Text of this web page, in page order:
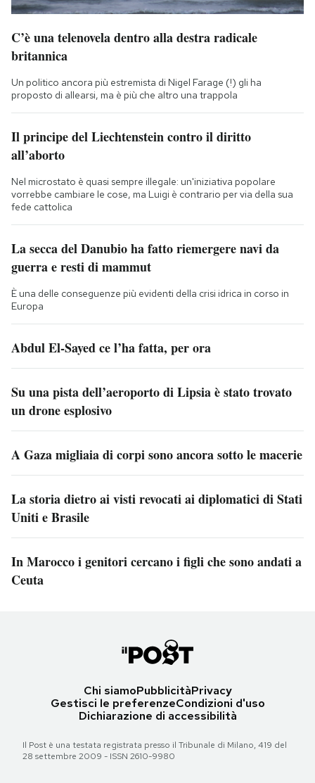
C’è una telenovela dentro alla destra radicale
britannica
Un politico ancora più estremista di Nigel Farage (!) gli ha
proposto di allearsi, ma è più che altro una trappola
Il principe del Liechtenstein contro il diritto
all’aborto
Nel microstato è quasi sempre illegale: un'iniziativa popolare
vorrebbe cambiare le cose, ma Luigi è contrario per via della sua
fede cattolica
La secca del Danubio ha fatto riemergere navi da
guerra e resti di mammut
È una delle conseguenze più evidenti della crisi idrica in corso in
Europa
Abdul El-Sayed ce l’ha fatta, per ora
Su una pista dell’aeroporto di Lipsia è stato trovato
un drone esplosivo
A Gaza migliaia di corpi sono ancora sotto le macerie
La storia dietro ai visti revocati ai diplomatici di Stati
Uniti e Brasile
In Marocco i genitori cercano i figli che sono andati a
Ceuta
Chi siamoPubblicitàPrivacy
Gestisci le preferenzeCondizioni d'uso
Dichiarazione di accessibilità
Il Post è una testata registrata presso il Tribunale di Milano, 419 del
28 settembre 2009 - ISSN 2610-9980